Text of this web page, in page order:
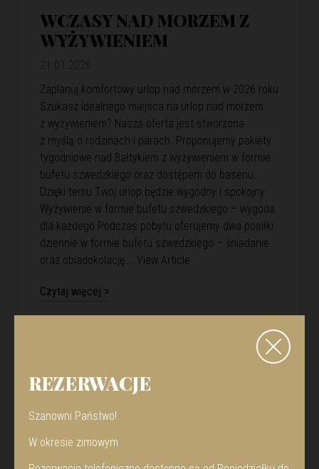
WCZASY NAD MORZEM Z
WYŻYWIENIEM
Zaplanuj komfortowy urlop nad morzem w 2026 roku
Szukasz idealnego miejsca na urlop nad morzem
z wyżywieniem? Nasza oferta jest stworzona
z myślą o rodzinach i parach. Proponujemy pakiety
tygodniowe nad Bałtykiem z wyżywieniem w formie
bufetu szwedzkiego oraz dostępem do basenu.
Dzięki temu Twój urlop będzie wygodny i spokojny.
Wyżywienie w formie bufetu szwedzkiego – wygoda
dla każdego Podczas pobytu oferujemy dwa posiłki
dziennie w formie bufetu szwedzkiego – śniadanie
oraz obiadokolację…. View Article
Czytaj więcej >
REZERWACJE
Szanowni Państwo!
W okresie zimowym